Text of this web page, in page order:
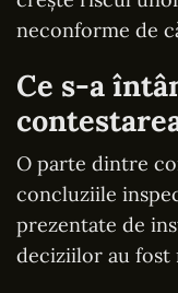
neconforme de
Ce s-a
O parte dintre
concluziile
prezentate de
deciziilor au fost